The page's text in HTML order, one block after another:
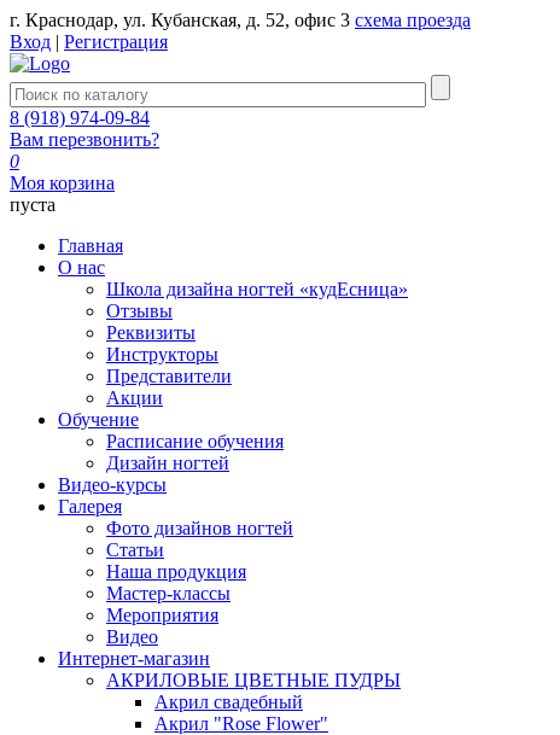
г. Краснодар, ул. Кубанская, д. 52, офис 3 схема проезда
Вход | Регистрация
8 (918) 974-09-84
Вам перезвонить?
0
Моя корзина
пуста
Главная
О нас
Школа дизайна ногтей «кудЕсница»
Отзывы
Реквизиты
Инструкторы
Представители
Акции
Обучение
Расписание обучения
Дизайн ногтей
Видео-курсы
Галерея
Фото дизайнов ногтей
Статьи
Наша продукция
Мастер-классы
Мероприятия
Видео
Интернет-магазин
АКРИЛОВЫЕ ЦВЕТНЫЕ ПУДРЫ
Акрил свадебный
Акрил "Rose Flower"